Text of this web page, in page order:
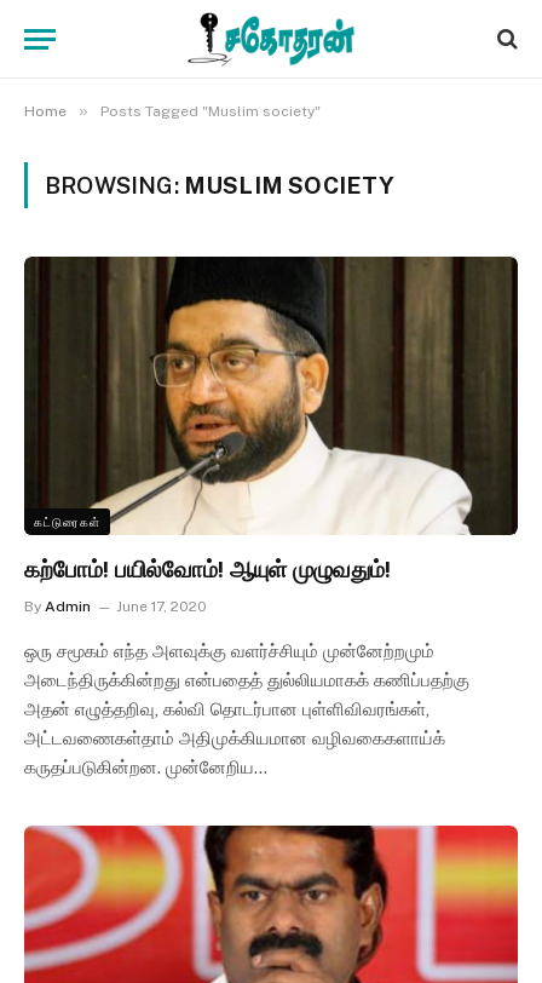
Home » Posts Tagged "Muslim society"
BROWSING: MUSLIM SOCIETY
கட்டுரைகள்
கற்போம்! பயில்வோம்! ஆயுள் முழுவதும்!
By Admin June 17, 2020
ஒரு சமூகம் எந்த அளவுக்கு வளர்ச்சியும் முன்னேற்றமும்
அடைந்திருக்கின்றது என்பதைத் துல்லியமாகக் கணிப்பதற்கு
அதன் எழுத்தறிவு, கல்வி தொடர்பான புள்ளிவிவரங்கள்,
அட்டவணைகள்தாம் அதிமுக்கியமான வழிவகைகளாய்க்
கருதப்படுகின்றன. முன்னேறிய…